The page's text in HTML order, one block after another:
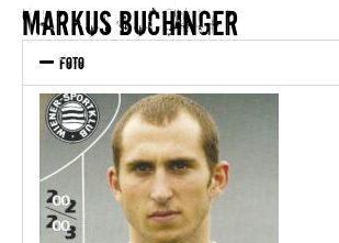
Markus Buchinger
Foto